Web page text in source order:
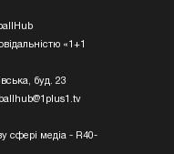
«1+1
буд. 23
сфері медіа - R40-